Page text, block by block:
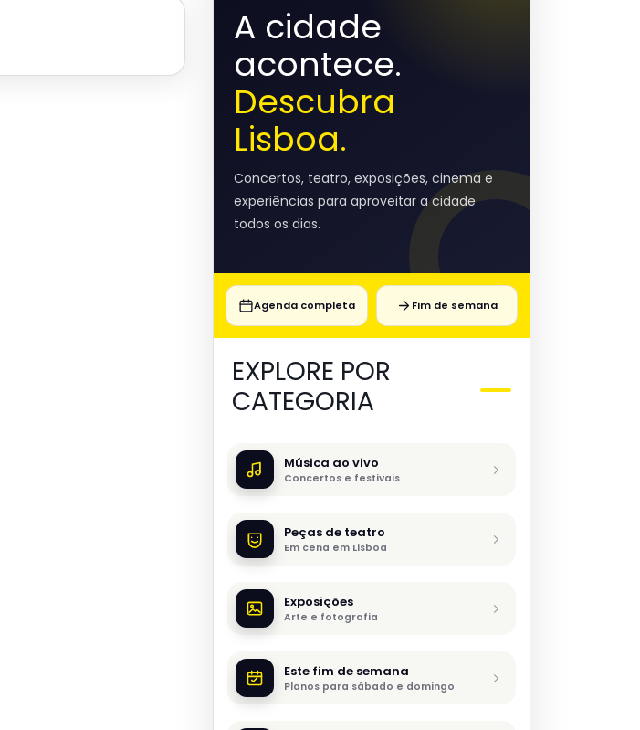
A cidade
acontece.
Descubra
Lisboa.
Concertos, teatro, exposições, cinema e
experiências para aproveitar a cidade
todos os dias.
Agenda completa Fim de semana
EXPLORE POR
CATEGORIA
Música ao vivo
Concertos e festivais
Peças de teatro
Em cena em Lisboa
Exposições
Arte e fotografia
Este fim de semana
Planos para sábado e domingo